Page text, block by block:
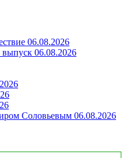
06.08.2026
выпуск 06.08.2026
Соловьевым 06.08.2026